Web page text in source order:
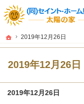
ホーム
2019年12月26日
2019年12月26日
プロの目線からご提案。鳥取
鳥取県湯梨浜町の新築・リフ
2019年12月26日